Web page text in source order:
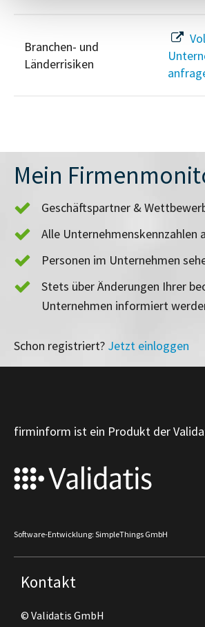
Branchen- und
Länderrisiken
Mein
Geschäftspartner &
Alle Unternehmenskennzahlen
Personen im Unternehmen
Stets über Änderungen Ihrer
Unternehmen informiert
Schon registriert? Jetzt einloggen
firminform ist ein Produkt der
Software-Entwicklung: SimpleThings GmbH
Kontakt
© Validatis GmbH